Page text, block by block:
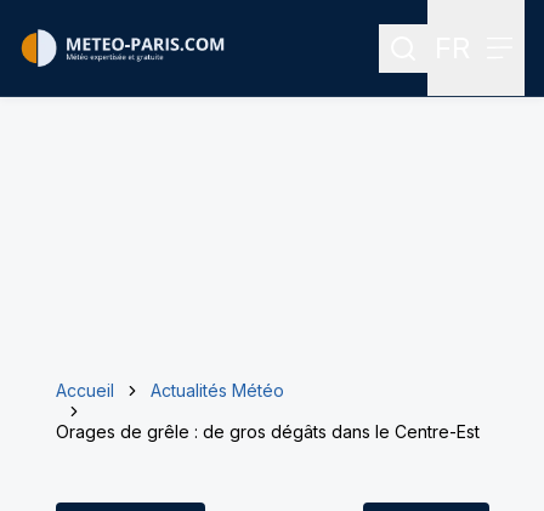
Rechercher
Accueil
Actualités Météo
Orages de grêle : de gros dégâts dans le Centre-Est